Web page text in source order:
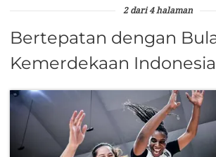
2 dari 4 halaman
Bertepatan dengan
Kemerdekaan Indonesia